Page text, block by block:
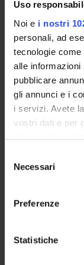
Uso
Noi e i nostri
personali, ad
tecnologie
alle
pubblicare
gli annunci e i
i servizi. Avete
vostri dati e per
privacy sono
modificare o
momento dalla
geografica,
delNecessari
Preferenze
Statistiche
Piani didattici
Calendario
Bacheca avvisi
Proposte tesi e
Docenti
OFFERTA
DOTTORATI,
Contatti
Luoghi